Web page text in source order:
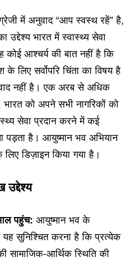
में अनुवाद “आप स्वस्थ रहें” है,
उद्देश्य भारत में स्वास्थ्य सेवा
कोई आश्चर्य की बात नहीं है कि
के लिए सर्वोपरि चिंता का विषय है
नहीं है। एक अरब से अधिक
को अपने सभी नागरिकों को
सेवा प्रदान करने में कई
पड़ता है। आयुष्मान भव अभियान
डिज़ाइन किया गया है।
पहुंच: आयुष्मान भव के
यह सुनिश्चित करना है कि प्रत्येक
सामाजिक-आर्थिक स्थिति की